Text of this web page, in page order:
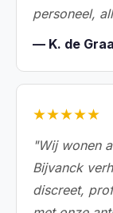
personeel,
— K. de
★★★★★
"Wij wonen
Bijvanck
discreet,